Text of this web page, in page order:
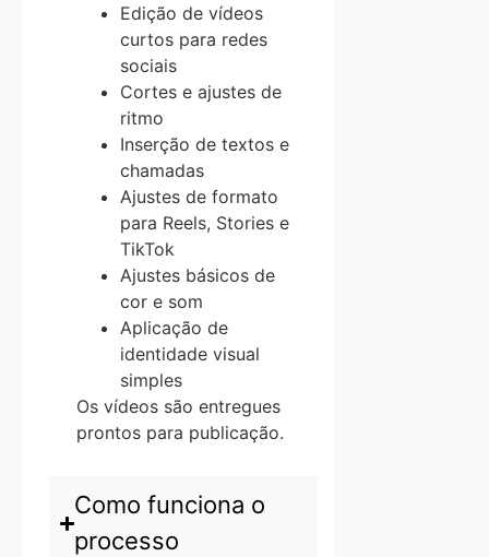
Edição de vídeos
curtos para redes
sociais
Cortes e ajustes de
ritmo
Inserção de textos e
chamadas
Ajustes de formato
para Reels, Stories e
TikTok
Ajustes básicos de
cor e som
Aplicação de
identidade visual
simples
Os vídeos são entregues
prontos para publicação.
Como funciona o
processo